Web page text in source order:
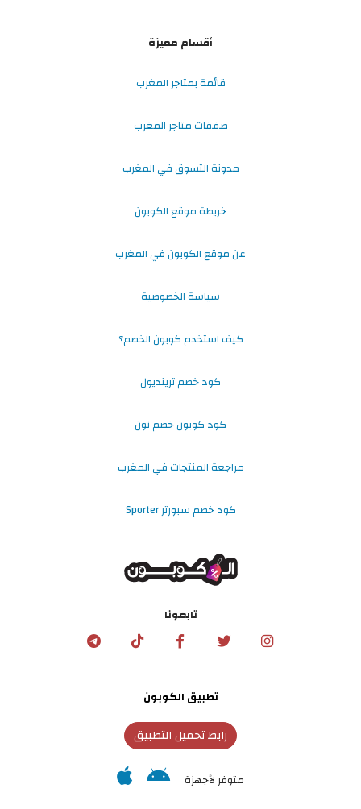
أقسام مميزة
قائمة بمتاجر المغرب
صفقات متاجر المغرب
مدونة التسوق في المغرب
خريطة موقع الكوبون
عن موقع الكوبون في المغرب
سياسة الخصوصية
كيف استخدم كوبون الخصم؟
كود خصم ترينديول
كود كوبون خصم نون
مراجعة المنتجات في المغرب
كود خصم سبورتر Sporter
تابعونا
تطبيق الكوبون
رابط تحميل التطبيق
متوفر لأجهزة